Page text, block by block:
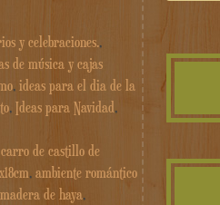
y celebraciones.,
de música y cajas
, ideas para el dia de la
, Ideas para Navidad,
carro de castillo de
, ambiente romántico
madera de haya,